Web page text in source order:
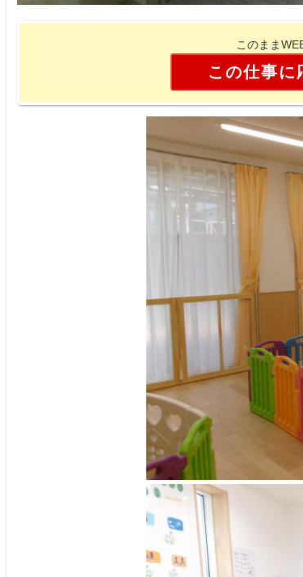
このまま
この仕事に